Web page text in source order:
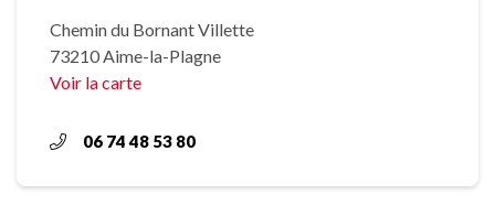
Chemin du Bornant Villette
73210 Aime-la-Plagne
Voir la carte
06 74 48 53 80